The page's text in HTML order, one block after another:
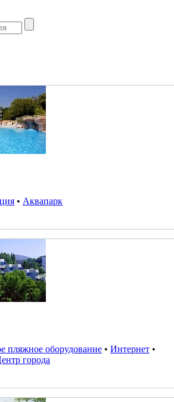
• Аквапарк
пляжное оборудование • Интернет •
города